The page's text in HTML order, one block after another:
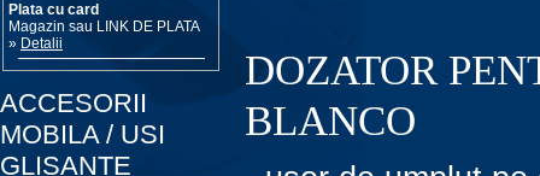
Plata cu card
Magazin sau LINK DE PLATA
» Detalii
ACCESORII
MOBILA / USI
GLISANTE
DOZATOR
BLANCO